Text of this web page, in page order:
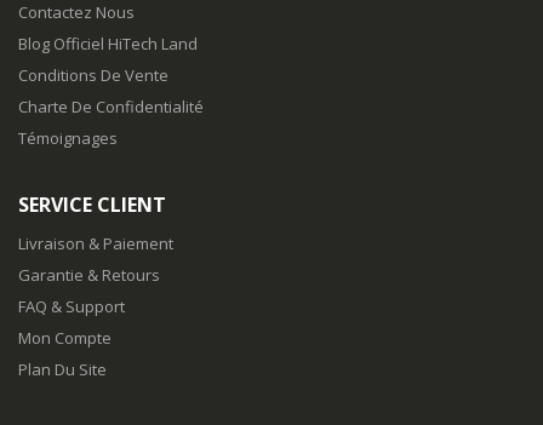
Contactez Nous
Blog Officiel HiTech Land
Conditions De Vente
Charte De Confidentialité
Témoignages
SERVICE CLIENT
Livraison & Paiement
Garantie & Retours
FAQ & Support
Mon Compte
Plan Du Site